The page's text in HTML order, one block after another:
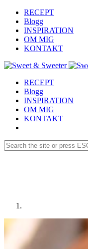
RECEPT
Blogg
INSPIRATION
OM MIG
KONTAKT
RECEPT
Blogg
INSPIRATION
OM MIG
KONTAKT